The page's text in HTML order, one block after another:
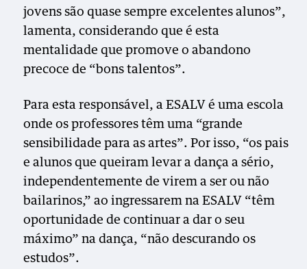
jovens são quase sempre excelentes alunos”,
lamenta, considerando que é esta
mentalidade que promove o abandono
precoce de “bons talentos”.
Para esta responsável, a ESALV é uma escola
onde os professores têm uma “grande
sensibilidade para as artes”. Por isso, “os pais
e alunos que queiram levar a dança a sério,
independentemente de virem a ser ou não
bailarinos,” ao ingressarem na ESALV “têm
oportunidade de continuar a dar o seu
máximo” na dança, “não descurando os
estudos”.